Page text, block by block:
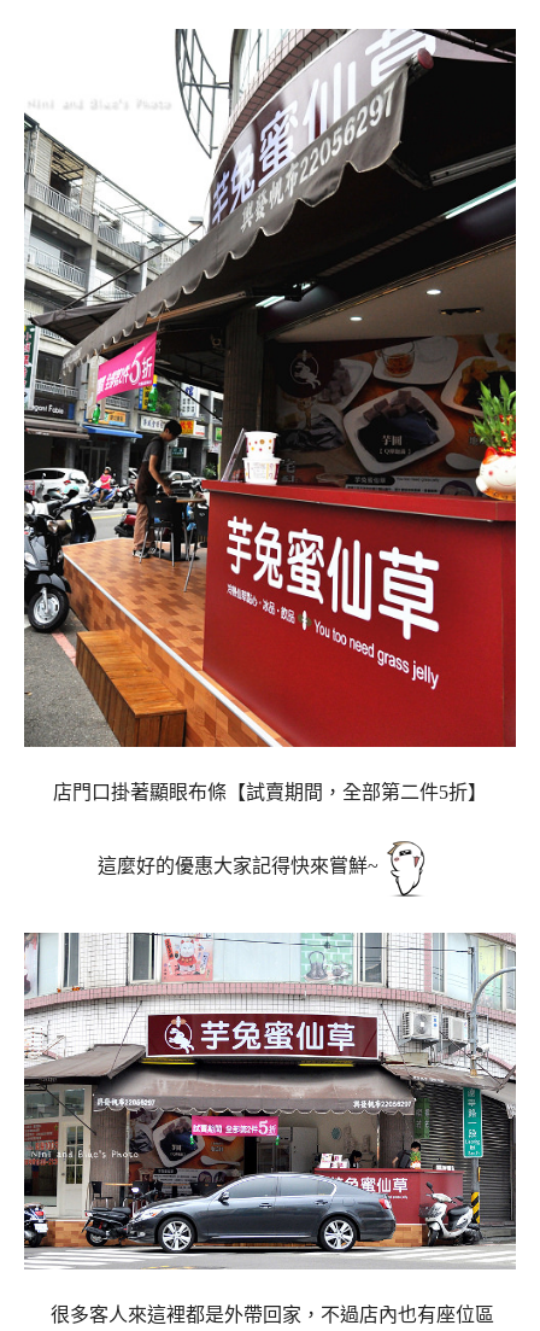
店門口掛著顯眼布條【試賣期間，全部第二件5折】
這麼好的優惠大家記得快來嘗鮮~
很多客人來這裡都是外帶回家，不過店內也有座位區